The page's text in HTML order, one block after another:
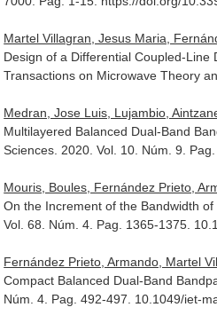
Martel Villagran, Jesus Maria,
Design of a Differential Coupled-Line
Transactions on Microwave Theory
Medran, Jose Luis, Lujambio,
Multilayered Balanced Dual-Band
Sciences . 2020. Vol. 10. Núm. 9.
Mouris, Boules, Fernández Prieto,
On the Increment of the Bandwidth
Vol. 68. Núm. 4. Pag. 1365-1375.
Fernández Prieto, Armando, Martel
Compact Balanced Dual-Band
Núm. 4. Pag. 492-497. 10.1049/iet-